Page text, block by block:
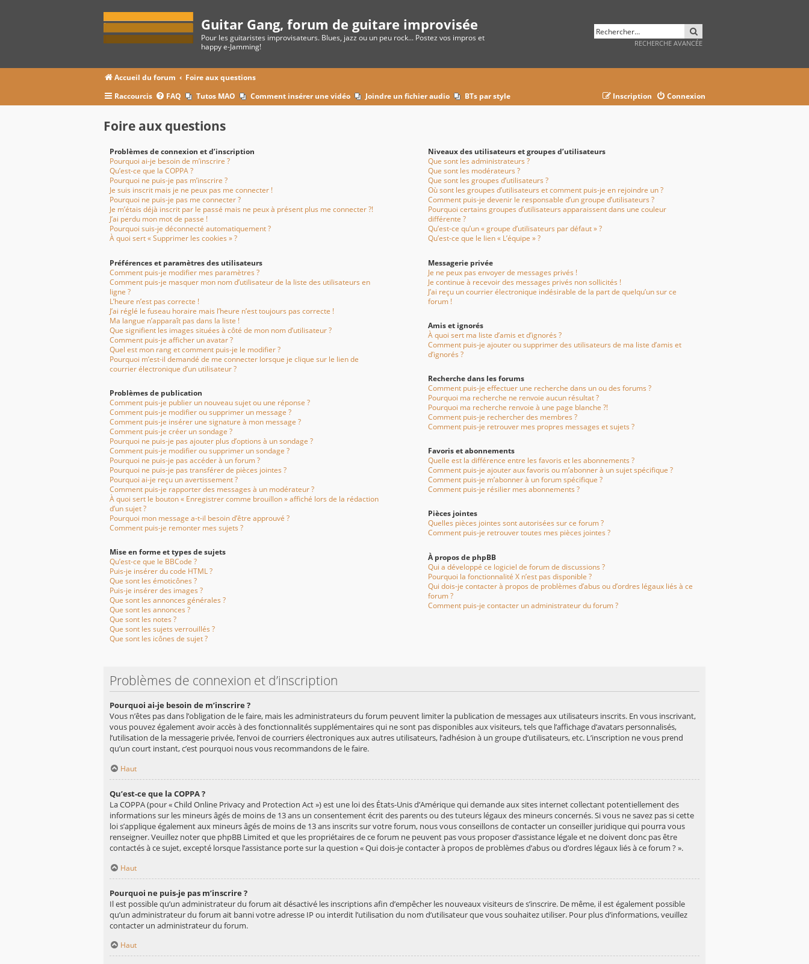
Guitar Gang, forum de guitare improvisée
Pour les guitaristes improvisateurs. Blues, jazz ou un peu rock... Postez vos impros et
happy e-Jamming!
RECHERCHE AVANCÉE
Accueil du forum
Foire aux questions
Raccourcis
FAQ Tutos MAO Comment insérer une vidéo Joindre un fichier audio BTs par style Connexion
Inscription
Foire aux questions
Problèmes de connexion et d’inscription
Pourquoi ai-je besoin de m’inscrire ?
Qu’est-ce que la COPPA ?
Pourquoi ne puis-je pas m’inscrire ?
Je suis inscrit mais je ne peux pas me connecter !
Pourquoi ne puis-je pas me connecter ?
Je m’étais déjà inscrit par le passé mais ne peux à présent plus me connecter ?!
J’ai perdu mon mot de passe !
Pourquoi suis-je déconnecté automatiquement ?
À quoi sert « Supprimer les cookies » ?
Préférences et paramètres des utilisateurs
Comment puis-je modifier mes paramètres ?
Comment puis-je masquer mon nom d’utilisateur de la liste des utilisateurs en
ligne ?
L’heure n’est pas correcte !
J’ai réglé le fuseau horaire mais l’heure n’est toujours pas correcte !
Ma langue n’apparaît pas dans la liste !
Que signifient les images situées à côté de mon nom d’utilisateur ?
Comment puis-je afficher un avatar ?
Quel est mon rang et comment puis-je le modifier ?
Pourquoi m’est-il demandé de me connecter lorsque je clique sur le lien de
courrier électronique d’un utilisateur ?
Problèmes de publication
Comment puis-je publier un nouveau sujet ou une réponse ?
Comment puis-je modifier ou supprimer un message ?
Comment puis-je insérer une signature à mon message ?
Comment puis-je créer un sondage ?
Pourquoi ne puis-je pas ajouter plus d’options à un sondage ?
Comment puis-je modifier ou supprimer un sondage ?
Pourquoi ne puis-je pas accéder à un forum ?
Pourquoi ne puis-je pas transférer de pièces jointes ?
Pourquoi ai-je reçu un avertissement ?
Comment puis-je rapporter des messages à un modérateur ?
À quoi sert le bouton « Enregistrer comme brouillon » affiché lors de la rédaction
d’un sujet ?
Pourquoi mon message a-t-il besoin d’être approuvé ?
Comment puis-je remonter mes sujets ?
Mise en forme et types de sujets
Qu’est-ce que le BBCode ?
Puis-je insérer du code HTML ?
Que sont les émoticônes ?
Puis-je insérer des images ?
Que sont les annonces générales ?
Que sont les annonces ?
Que sont les notes ?
Que sont les sujets verrouillés ?
Que sont les icônes de sujet ?
Niveaux des utilisateurs et groupes d’utilisateurs
Que sont les administrateurs ?
Que sont les modérateurs ?
Que sont les groupes d’utilisateurs ?
Où sont les groupes d’utilisateurs et comment puis-je en rejoindre un ?
Comment puis-je devenir le responsable d’un groupe d’utilisateurs ?
Pourquoi certains groupes d’utilisateurs apparaissent dans une couleur
différente ?
Qu’est-ce qu’un « groupe d’utilisateurs par défaut » ?
Qu’est-ce que le lien « L’équipe » ?
Messagerie privée
Je ne peux pas envoyer de messages privés !
Je continue à recevoir des messages privés non sollicités !
J’ai reçu un courrier électronique indésirable de la part de quelqu’un sur ce
forum !
Amis et ignorés
À quoi sert ma liste d’amis et d’ignorés ?
Comment puis-je ajouter ou supprimer des utilisateurs de ma liste d’amis et
d’ignorés ?
Recherche dans les forums
Comment puis-je effectuer une recherche dans un ou des forums ?
Pourquoi ma recherche ne renvoie aucun résultat ?
Pourquoi ma recherche renvoie à une page blanche ?!
Comment puis-je rechercher des membres ?
Comment puis-je retrouver mes propres messages et sujets ?
Favoris et abonnements
Quelle est la différence entre les favoris et les abonnements ?
Comment puis-je ajouter aux favoris ou m’abonner à un sujet spécifique ?
Comment puis-je m’abonner à un forum spécifique ?
Comment puis-je résilier mes abonnements ?
Pièces jointes
Quelles pièces jointes sont autorisées sur ce forum ?
Comment puis-je retrouver toutes mes pièces jointes ?
À propos de phpBB
Qui a développé ce logiciel de forum de discussions ?
Pourquoi la fonctionnalité X n’est pas disponible ?
Qui dois-je contacter à propos de problèmes d’abus ou d’ordres légaux liés à ce
forum ?
Comment puis-je contacter un administrateur du forum ?
Problèmes de connexion et d’inscription
Pourquoi ai-je besoin de m’inscrire ?
Vous n’êtes pas dans l’obligation de le faire, mais les administrateurs du forum peuvent limiter la publication de messages aux utilisateurs inscrits. En vous inscrivant,
vous pouvez également avoir accès à des fonctionnalités supplémentaires qui ne sont pas disponibles aux visiteurs, tels que l’affichage d’avatars personnalisés,
l’utilisation de la messagerie privée, l’envoi de courriers électroniques aux autres utilisateurs, l’adhésion à un groupe d’utilisateurs, etc. L’inscription ne vous prend
qu’un court instant, c’est pourquoi nous vous recommandons de le faire.
Haut
Qu’est-ce que la COPPA ?
La COPPA (pour « Child Online Privacy and Protection Act ») est une loi des États-Unis d’Amérique qui demande aux sites internet collectant potentiellement des
informations sur les mineurs âgés de moins de 13 ans un consentement écrit des parents ou des tuteurs légaux des mineurs concernés. Si vous ne savez pas si cette
loi s’applique également aux mineurs âgés de moins de 13 ans inscrits sur votre forum, nous vous conseillons de contacter un conseiller juridique qui pourra vous
renseigner. Veuillez noter que phpBB Limited et que les propriétaires de ce forum ne peuvent pas vous proposer d’assistance légale et ne doivent donc pas être
contactés à ce sujet, excepté lorsque l’assistance porte sur la question « Qui dois-je contacter à propos de problèmes d’abus ou d’ordres légaux liés à ce forum ? ».
Haut
Pourquoi ne puis-je pas m’inscrire ?
Il est possible qu’un administrateur du forum ait désactivé les inscriptions afin d’empêcher les nouveaux visiteurs de s’inscrire. De même, il est également possible
qu’un administrateur du forum ait banni votre adresse IP ou interdit l’utilisation du nom d’utilisateur que vous souhaitez utiliser. Pour plus d’informations, veuillez
contacter un administrateur du forum.
Haut